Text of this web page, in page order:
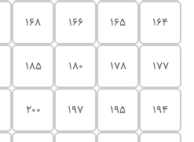
164
165
166
168
177
178
180
185
194
195
197
200